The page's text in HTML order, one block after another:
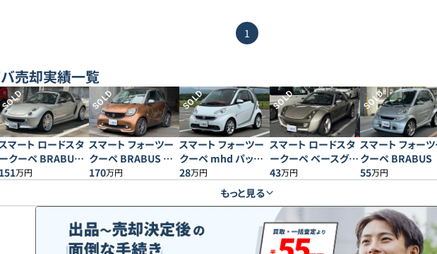
1
売却実績一覧
SOLD
マート ロードスタ
ークーペ BRABUS
エクスクルーシブ
151万円
SOLD
スマート フォーツー
クーペ BRABUS エ
クスクルーシブ
170万円
SOLD
スマート フォーツー
クーペ mhd パッシ
ョン
28万円
SOLD
スマート ロードスタ
ークーペ ベースグレ
ード
43万円
SOLD
スマート フォー
クーペ BRABUS
55万円
もっと見る